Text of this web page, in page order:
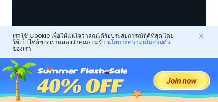
เราใช้ Cookie เพื่อให้แน่ใจว่าคุณได้รับประสบการณ์ที่ดีที่สุด โดย
ใช้เว็บไซต์ของเราแสดงว่าคุณยอมรับ นโยบายความเป็นส่วนตัว
ของเรา